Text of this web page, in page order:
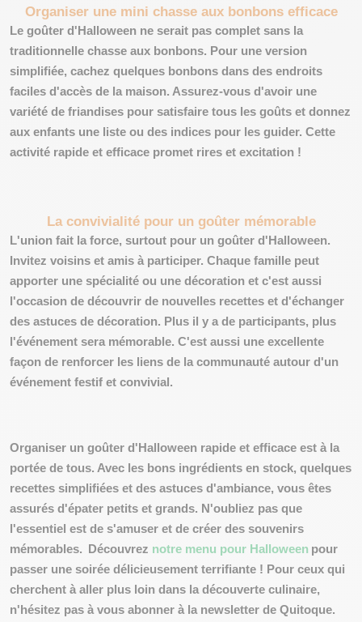
Organiser une mini chasse aux bonbons efficace
Le goûter d'Halloween ne serait pas complet sans la
traditionnelle chasse aux bonbons. Pour une version
simplifiée, cachez quelques bonbons dans des endroits
faciles d'accès de la maison. Assurez-vous d'avoir une
variété de friandises pour satisfaire tous les goûts et donnez
aux enfants une liste ou des indices pour les guider. Cette
activité rapide et efficace promet rires et excitation !
La convivialité pour un goûter mémorable
L'union fait la force, surtout pour un goûter d'Halloween.
Invitez voisins et amis à participer. Chaque famille peut
apporter une spécialité ou une décoration et c'est aussi
l'occasion de découvrir de nouvelles recettes et d'échanger
des astuces de décoration. Plus il y a de participants, plus
l'événement sera mémorable. C'est aussi une excellente
façon de renforcer les liens de la communauté autour d'un
événement festif et convivial.
Organiser un goûter d'Halloween rapide et efficace est à la
portée de tous. Avec les bons ingrédients en stock, quelques
recettes simplifiées et des astuces d'ambiance, vous êtes
assurés d'épater petits et grands. N'oubliez pas que
l'essentiel est de s'amuser et de créer des souvenirs
mémorables.
Découvrez notre menu pour Halloween pour
passer une soirée délicieusement terrifiante ! Pour ceux qui
cherchent à aller plus loin dans la découverte culinaire,
n'hésitez pas à vous abonner à la newsletter de Quitoque.